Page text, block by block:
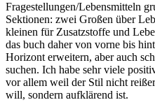
Fragestellungen/Lebensmitteln
Sektionen: zwei Großen über
kleinen für Zusatzstoffe und
das buch daher von vorne bis
Horizont erweitern, aber auch
suchen. Ich habe sehr viele
vor allem weil der Stil nicht
will, sondern aufklärend ist.